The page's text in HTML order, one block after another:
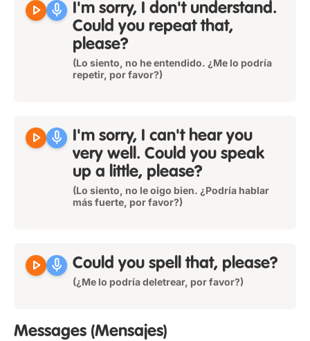
play_arrow mic I'm sorry, I don't understand.
Could you repeat that,
please?
(Lo siento, no he entendido. ¿Me lo podría
repetir, por favor?)
play_arrow mic I'm sorry, I can't hear you
very well. Could you speak
up a little, please?
(Lo siento, no le oigo bien. ¿Podría hablar
más fuerte, por favor?)
play_arrow mic Could you spell that, please?
(¿Me lo podría deletrear, por favor?)
Messages (Mensajes)